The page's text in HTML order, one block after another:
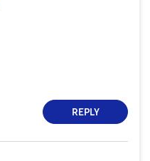
REPLY